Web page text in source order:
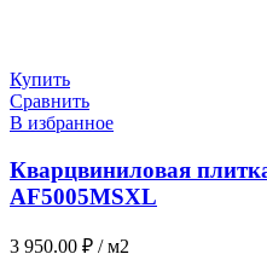
Купить
Сравнить
В избранное
Кварцвиниловая
AF5005MSXL
3 950.00 ₽ / м2